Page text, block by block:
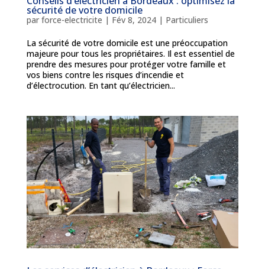
sécurité de votre domicile
par force-electricite | Fév 8, 2024| Particuliers
La sécurité de votre domicile est une préoccupation
majeure pour tous les propriétaires. Il est essentiel de
prendre des mesures pour protéger votre famille et
vos biens contre les risques d’incendie et
d’électrocution. En tant qu’électricien...